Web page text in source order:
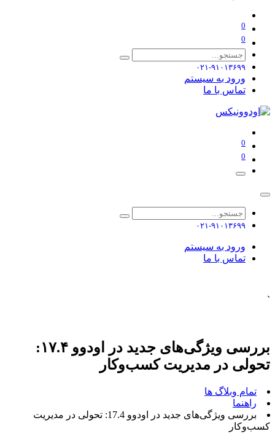
0
0
۰۲۱-۹۱۰۱۳۶۹۹
ورود به سیستم
تماس با ما
0
0
۰۲۱-۹۱۰۱۳۶۹۹
ورود به سیستم
تماس با ما
`
بررسی ویژگی‌های جدید در اودوو ۱۷.۴:
تحولی در مدیریت کسب‌وکار
تمام وبلاگ ها
راهنما
بررسی ویژگی‌های جدید در اودوو 17.4: تحولی در مدیریت
کسب‌وکار